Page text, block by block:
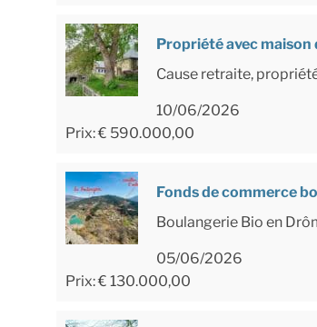
Propriété avec maison
Cause retraite,
10/06/2026
Prix: € 590.000,00
Fonds de commerce
Boulangerie Bio en
05/06/2026
Prix: € 130.000,00